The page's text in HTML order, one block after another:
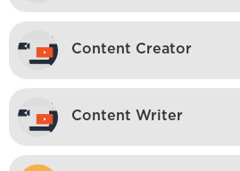
Content Creator
Content Writer